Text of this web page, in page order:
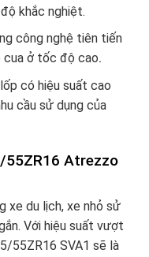
khắc nghiệt.
công nghệ tiên tiến
cua ở tốc độ cao.
có hiệu suất cao
cầu sử dụng của
55ZR16 Atrezzo
xe du lịch, xe nhỏ sử
Với hiệu suất vượt
55ZR16 SVA1 sẽ là